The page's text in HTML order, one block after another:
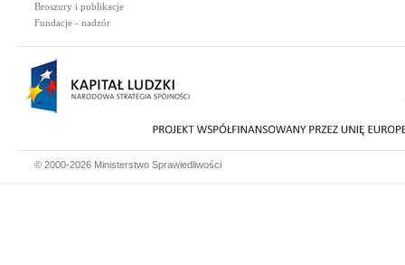
Broszury i publikacje
Fundacje - nadzór
© 2000-2026 Ministerstwo Sprawiedliwości